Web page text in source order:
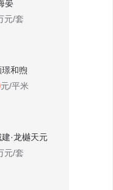
晏
元/套
和煦
元/平米
·龙樾天元
元/套